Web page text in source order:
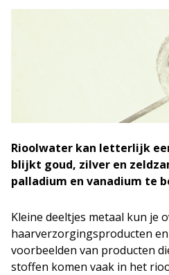
Rioolwater kan letterlijk
blijkt goud, zilver en
palladium en vanadium te
Kleine deeltjes metaal kun je
haarverzorgingsproducten
voorbeelden van producten
stoffen komen vaak in het